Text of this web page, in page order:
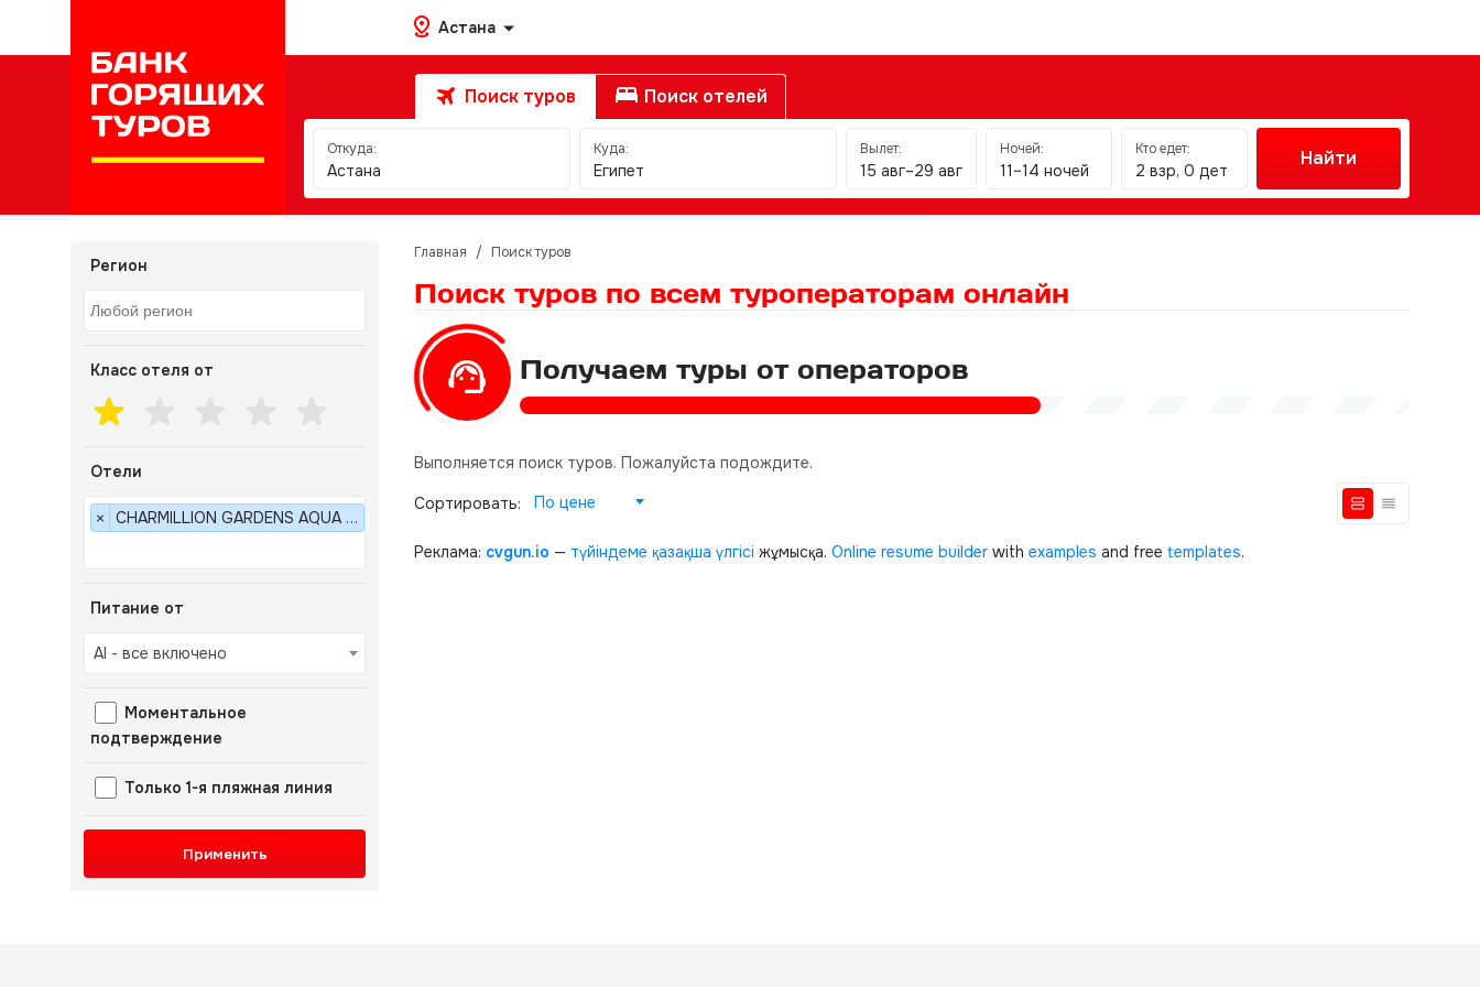
Астана
Поиск туров Поиск отелей
Откуда:
Астана
Куда:
Египет
Вылет:
15 авг–29 авг
Ночей:
11–14 ночей
Кто едет:
2 взр, 0 дет
Найти
Регион
Класс отеля от
Отели
× CHARMILLION GARDENS AQUA PARK (EX. SEA GARDENS RESORT) 5*
Питание от
AI - все включено
Моментальное
подтверждение
Только 1-я пляжная линия
Применить
Главная / Поиск туров
Поиск туров по всем туроператорам онлайн
Получаем туры от операторов
Выполняется поиск туров. Пожалуйста подождите.
Сортировать: По цене
Реклама: cvgun.io — түйіндеме қазақша үлгісі жұмысқа. Online resume builder with examples and free templates.